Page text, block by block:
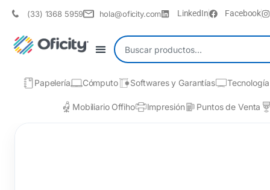
(33) 1368 5959 hola@oficity.com LinkedIn Facebook
Papelería Cómputo Softwares y Garantías Tecnología
Mobiliario Offiho Impresión Puntos de Venta